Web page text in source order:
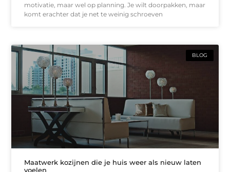
motivatie, maar wel op planning. Je wilt doorpakken, maar
komt erachter dat je net te weinig schroeven
BLOG
Maatwerk kozijnen die je huis weer als nieuw laten
voelen